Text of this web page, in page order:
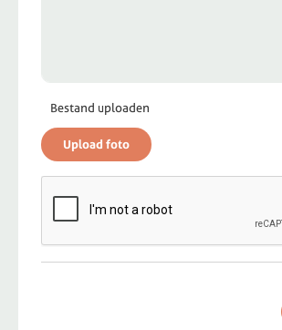
Bestand uploaden